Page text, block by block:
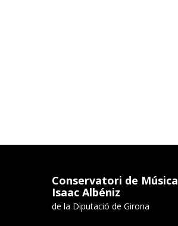
Conservatori de Música
Isaac Albéniz
de la Diputació de Girona